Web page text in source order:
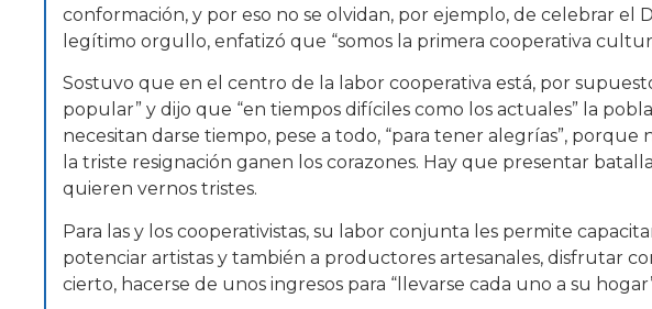
conformación, y por eso no se olvidan, por ejemplo, de celebrar el
legítimo orgullo, enfatizó que “somos la primera cooperativa
Sostuvo que en el centro de la labor cooperativa está, por
popular” y dijo que “en tiempos difíciles como los actuales” la
necesitan darse tiempo, pese a todo, “para tener alegrías”,
la triste resignación ganen los corazones. Hay que presentar
quieren vernos tristes.
Para las y los cooperativistas, su labor conjunta les permite
potenciar artistas y también a productores artesanales, disfrutar
cierto, hacerse de unos ingresos para “llevarse cada uno a su